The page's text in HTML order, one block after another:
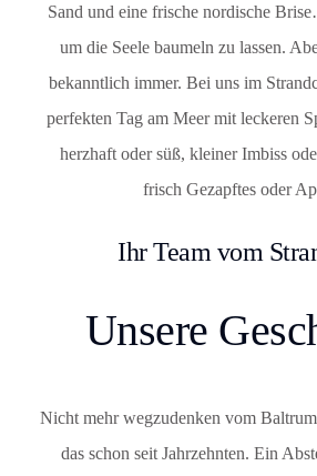
Sand und eine frische nordische
um die Seele baumeln zu lassen.
bekanntlich immer. Bei uns im
perfekten Tag am Meer mit leckeren
herzhaft oder süß, kleiner Imbiss
frisch Gezapftes oder
Ihr Team vom
Unsere
Nicht mehr wegzudenken vom
das schon seit Jahrzehnten. Ein